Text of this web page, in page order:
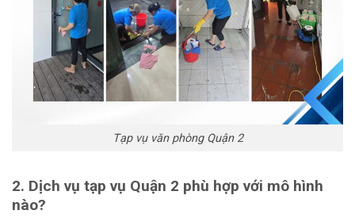
Tạp vụ văn phòng Quận 2
2. Dịch vụ tạp vụ Quận 2 phù hợp với mô hình
nào?